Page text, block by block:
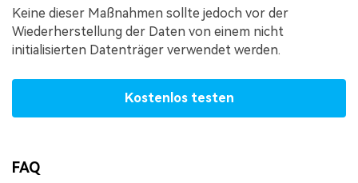
Keine dieser Maßnahmen sollte jedoch vor der
Wiederherstellung der Daten von einem nicht
initialisierten Datenträger verwendet werden.
Kostenlos testen
FAQ